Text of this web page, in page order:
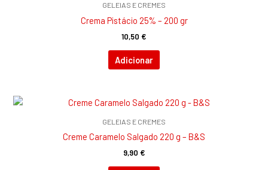
GELEIAS E CREMES
Crema Pistácio 25% – 200 gr
10,50 €
Adicionar
GELEIAS E CREMES
Creme Caramelo Salgado 220 g – B&S
9,90 €